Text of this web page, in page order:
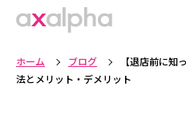
ホーム ブログ
【退店前に
法とメリット・デメリット